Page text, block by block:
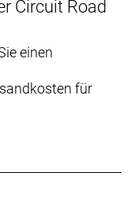
optimale
Mesh und TPU
perfekt
Circuit Road
einen
für